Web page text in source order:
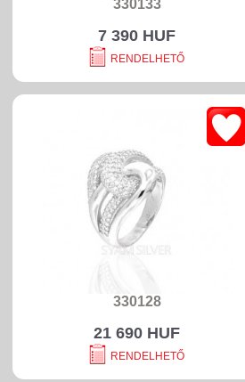
330133
7 390 HUF
RENDELHETŐ
330128
21 690 HUF
RENDELHETŐ